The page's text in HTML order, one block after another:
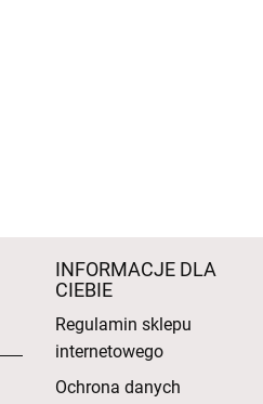
INFORMACJE DLA
CIEBIE
Regulamin sklepu
internetowego
Ochrona danych